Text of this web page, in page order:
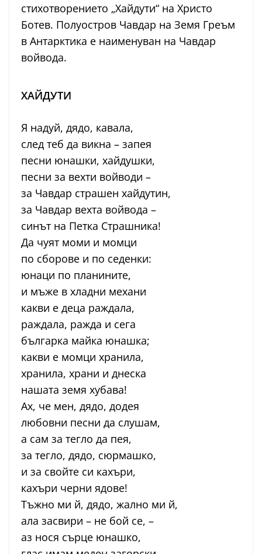
стихотворението „Хайдути“ на Христо
Ботев. Полуостров Чавдар на Земя Греъм
в Антарктика е наименуван на Чавдар
войвода.
ХАЙДУТИ
Я надуй, дядо, кавала,
след теб да викна – запея
песни юнашки, хайдушки,
песни за вехти войводи –
за Чавдар страшен хайдутин,
за Чавдар вехта войвода –
синът на Петка Страшника!
Да чуят моми и момци
по сборове и по седенки:
юнаци по планините,
и мъже в хладни механи
какви е деца раждала,
раждала, ражда и сега
българка майка юнашка;
какви е момци хранила,
хранила, храни и днеска
нашата земя хубава!
Ах, че мен, дядо, додея
любовни песни да слушам,
а сам за тегло да пея,
за тегло, дядо, сюрмашко,
и за свойте си кахъри,
кахъри черни ядове!
Тъжно ми й, дядо, жално ми й,
ала засвири – не бой се, –
аз нося сърце юнашко,